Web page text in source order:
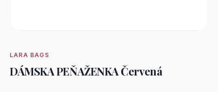
LARA BAGS
DÁMSKA PEŇAŽENKA Červená